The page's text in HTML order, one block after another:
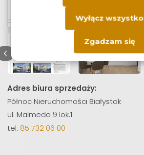
Wyłącz wszystko
Zgadzam się
Adres biura sprzedaży:
Północ Nieruchomości Białystok
ul. Malmeda 9 lok.1
tel: 85 732 06 00